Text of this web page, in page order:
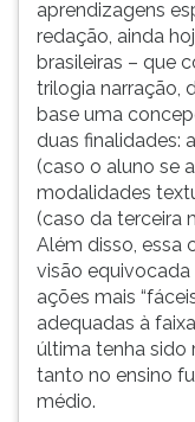
aprendizagens
redação, ainda
brasileiras – que
trilogia narração,
base uma
duas finalidades:
(caso o aluno se
modalidades
(caso da terceira
Além disso, essa
visão equivocada
ações mais
adequadas à
última tenha sido
tanto no ensino
médio.